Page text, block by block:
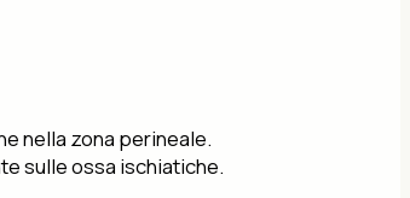
nella zona perineale.
sulle ossa ischiatiche.